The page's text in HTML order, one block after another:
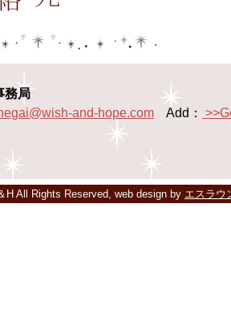
務局
and-hope.com Add：
H All Rights Reserved, web design by エスラウ